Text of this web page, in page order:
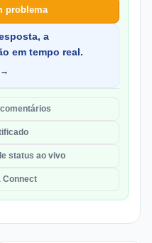
problema
a
em tempo real.
→
status ao vivo
Connect